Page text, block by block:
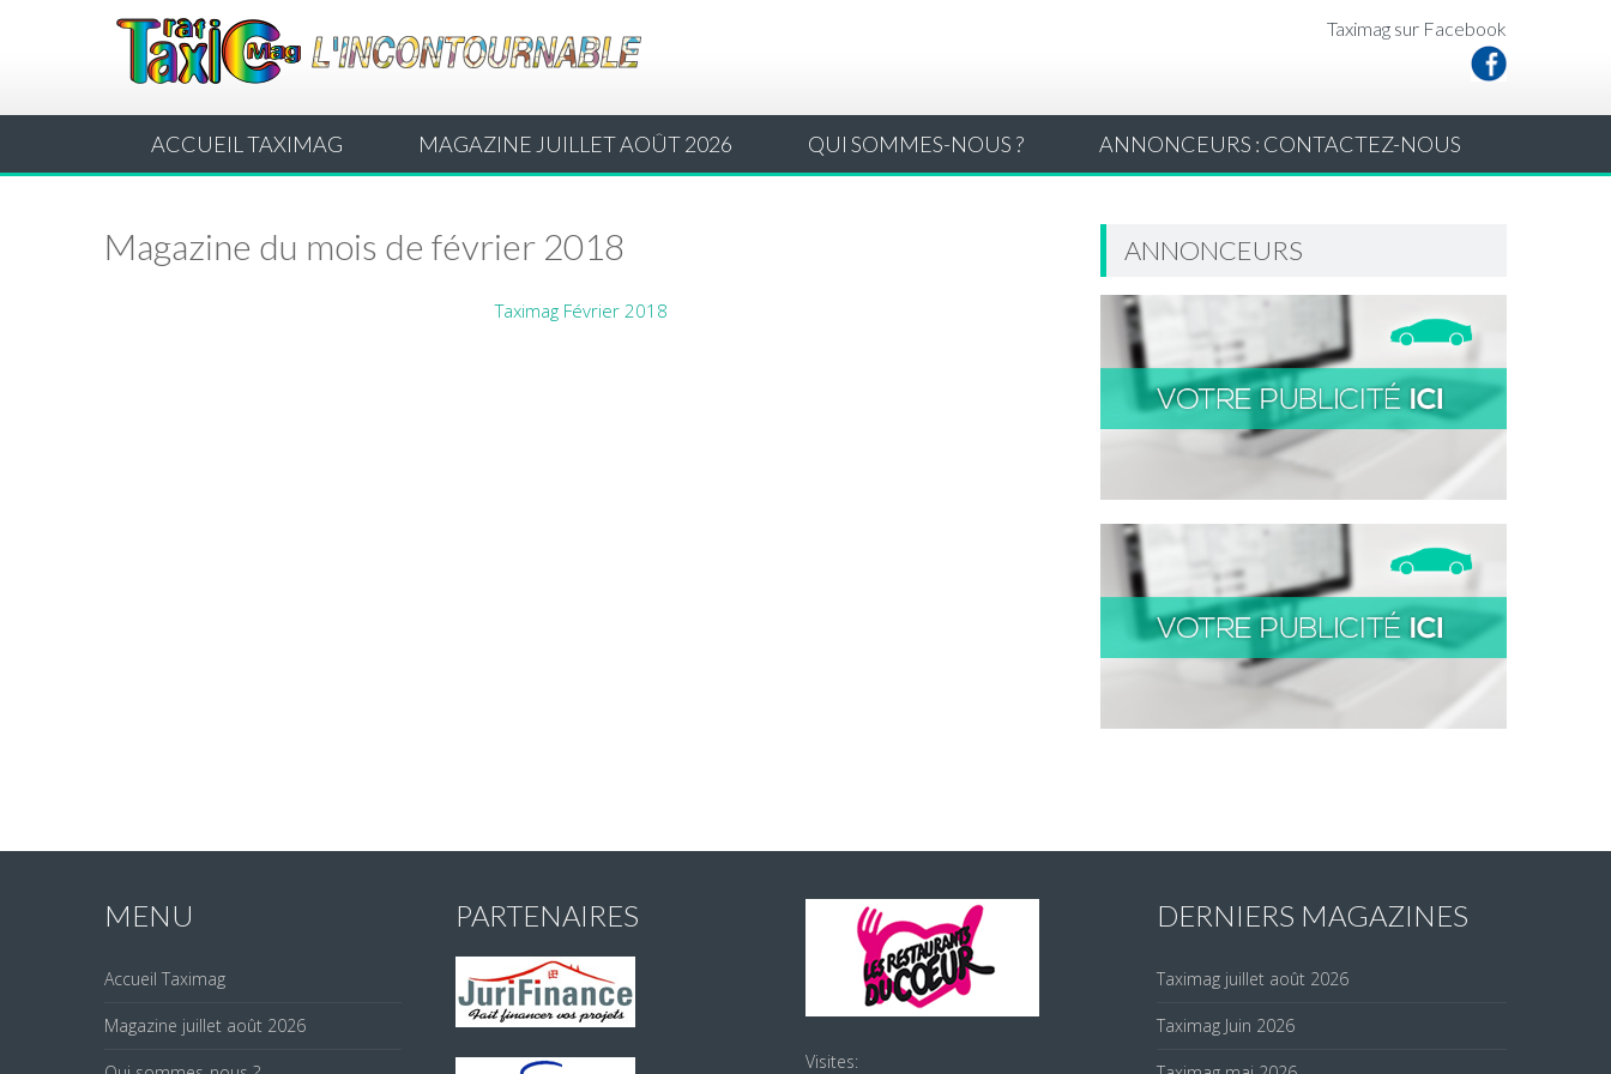
Taximag sur Facebook
ACCUEIL TAXIMAG MAGAZINE JUILLET AOÛT 2026 QUI SOMMES-NOUS ? ANNONCEURS : CONTACTEZ-NOUS
Magazine du mois de février 2018
Taximag Février 2018
ANNONCEURS
MENU
Accueil Taximag
Magazine juillet août 2026
PARTENAIRES
Visites:
DERNIERS MAGAZINES
Taximag juillet août 2026
Taximag Juin 2026